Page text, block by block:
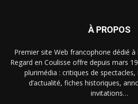
À PROPOS
Premier site Web francophone dédié à
Regard en Coulisse offre depuis mars
plurimédia : critiques de
d’actualité, fiches historiques,
invitations…